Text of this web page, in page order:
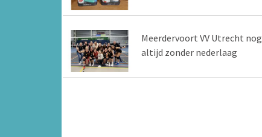
Meerdervoort VV Utrecht nog
altijd zonder nederlaag